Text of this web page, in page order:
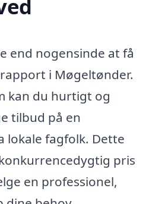
end nogensinde at få
i Møgeltønder.
kan du hurtigt og
tilbud på en
fagfolk. Dette
pris
en professionel,